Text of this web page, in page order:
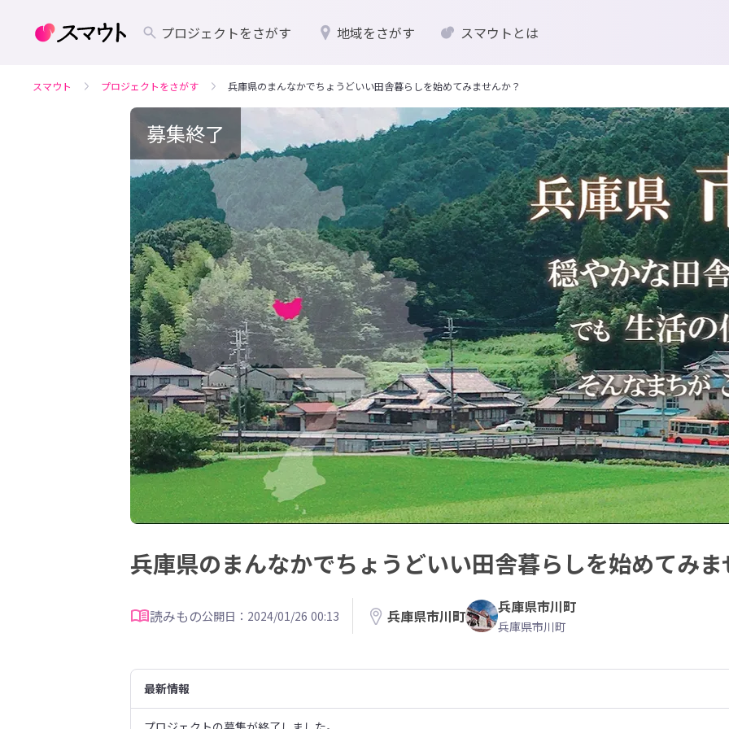
プロジェクトをさがす 地域をさがす スマウトとは
スマウト プロジェクトをさがす 兵庫県のまんなかでちょうどいい田舎暮らしを始めてみませんか？
募集終了
兵庫県のまんなかでちょうどいい田舎暮らしを始めてみ
読みもの公開日：2024/01/26 00:13 兵庫県市川町 兵庫県市川町
兵庫県市川町
最新情報